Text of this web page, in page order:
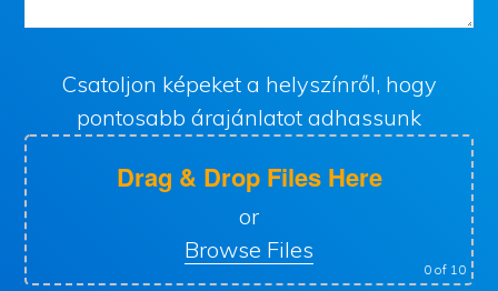
Csatoljon képeket a helyszínről, hogy
pontosabb árajánlatot adhassunk
Drag & Drop Files Here
or
Browse Files
0of 10